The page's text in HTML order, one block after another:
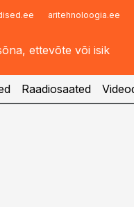
aritehnoloogia.ee
Infopank
Raadiosaated